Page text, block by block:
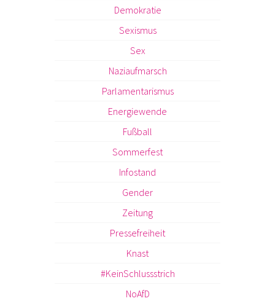
Demokratie
Sexismus
Sex
Naziaufmarsch
Parlamentarismus
Energiewende
Fußball
Sommerfest
Infostand
Gender
Zeitung
Pressefreiheit
Knast
#KeinSchlussstrich
NoAfD